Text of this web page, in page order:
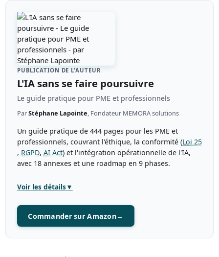
PUBLICATION DE L'AUTEUR
L'IA sans se faire poursuivre
Le guide pratique pour PME et professionnels
ParStéphane Lapointe, Fondateur MEMORA solutions
Un guide pratique de 444 pages pour les PME et
professionnels, couvrant l'éthique, la conformité (Loi 25
, RGPD, AI Act) et l'intégration opérationnelle de l'IA,
avec 18 annexes et une roadmap en 9 phases.
Voir les détails▼
Commander sur Amazon→